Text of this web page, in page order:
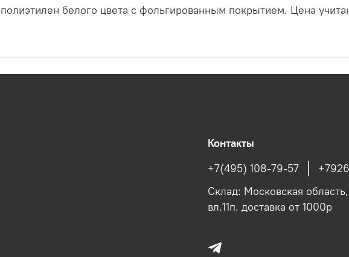
белого цвета с фольгированным покрытием. Цена
Контакты
+7(495) 108-79-57
Склад: Московская
вл.11п. доставка от 1000р